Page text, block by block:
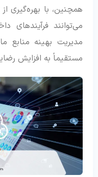
همچنین، با بهره‌گیری
می‌توانند فرآیندهای
مدیریت بهینه منابع
مستقیماً به افزایش